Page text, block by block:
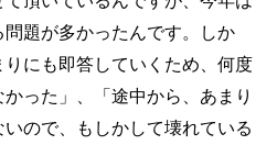
題が多かったんです。しか
にも即答していくため、何度
った」、「途中から、あまり
ので、もしかして壊れている